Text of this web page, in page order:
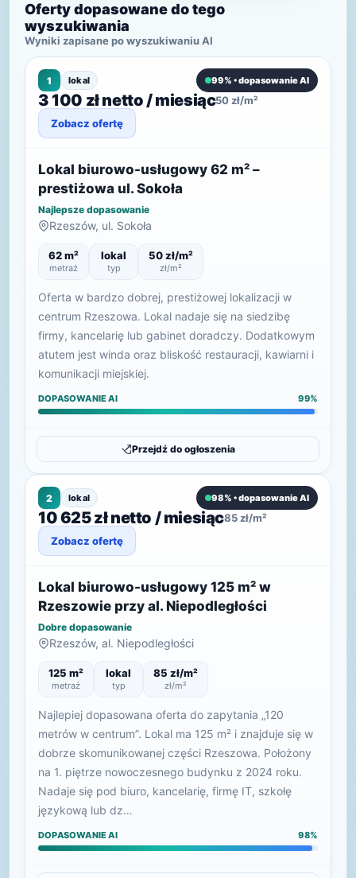
Oferty dopasowane do tego
wyszukiwania
Wyniki zapisane po wyszukiwaniu AI
1 lokal 99% • dopasowanie AI
3 100 zł netto / miesiąc50 zł/m²
Zobacz ofertę
Lokal biurowo-usługowy 62 m² –
prestiżowa ul. Sokoła
Najlepsze dopasowanie
Rzeszów, ul. Sokoła
62 m²
metraż
lokal
typ
50 zł/m²
zł/m²
Oferta w bardzo dobrej, prestiżowej lokalizacji w
centrum Rzeszowa. Lokal nadaje się na siedzibę
firmy, kancelarię lub gabinet doradczy. Dodatkowym
atutem jest winda oraz bliskość restauracji, kawiarni i
komunikacji miejskiej.
DOPASOWANIE AI 99%
Przejdź do ogłoszenia
2 lokal 98% • dopasowanie AI
10 625 zł netto / miesiąc85 zł/m²
Zobacz ofertę
Lokal biurowo-usługowy 125 m² w
Rzeszowie przy al. Niepodległości
Dobre dopasowanie
Rzeszów, al. Niepodległości
125 m²
metraż
lokal
typ
85 zł/m²
zł/m²
Najlepiej dopasowana oferta do zapytania „120
metrów w centrum”. Lokal ma 125 m² i znajduje się w
dobrze skomunikowanej części Rzeszowa. Położony
na 1. piętrze nowoczesnego budynku z 2024 roku.
Nadaje się pod biuro, kancelarię, firmę IT, szkołę
językową lub dz…
DOPASOWANIE AI 98%